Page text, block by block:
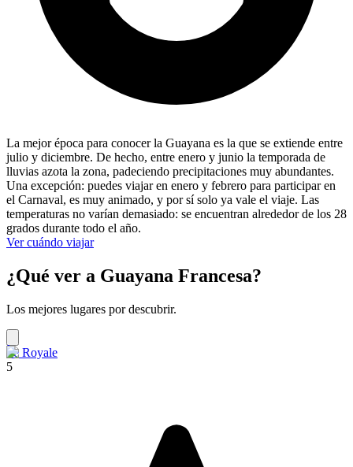
La mejor época para conocer la Guayana es la que se extiende entre
julio y diciembre. De hecho, entre enero y junio la temporada de
lluvias azota la zona, padeciendo precipitaciones muy abundantes.
Una excepción: puedes viajar en enero y febrero para participar en
el Carnaval, es muy animado, y por sí solo ya vale el viaje. Las
temperaturas no varían demasiado: se encuentran alrededor de los 28
grados durante todo el año.
Ver cuándo viajar
¿Qué ver a Guayana Francesa?
Los mejores lugares por descubrir.
Île Royale
5